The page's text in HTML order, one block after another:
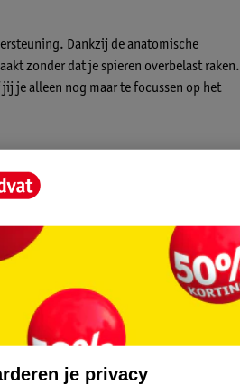
Dankzij de anatomische
zonder dat je spieren overbelast raken.
je alleen nog maar te focussen op het
ondersteuningsniveaus:
De omtrek in cm bepaalt de maat die je
je privacy